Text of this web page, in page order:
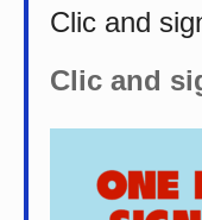
Clic and
Clic and